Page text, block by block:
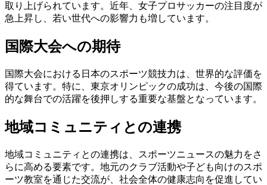
取り上げられています。近年、女子プロサッカーの注目度が
急上昇し、若い世代への影響力も増しています。
国際大会への期待
国際大会における日本のスポーツ競技力は、世界的な評価を
得ています。特に、東京オリンピックの成功は、今後の国際
的な舞台での活躍を後押しする重要な基盤となっています。
地域コミュニティとの連携
地域コミュニティとの連携は、スポーツニュースの魅力をさ
らに高める要素です。地元のクラブ活動や子ども向けのスポ
ーツ教室を通じた交流が、社会全体の健康志向を促進してい